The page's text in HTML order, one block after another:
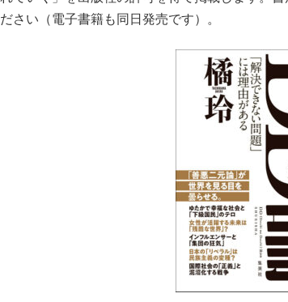
ださい（電子書籍も同日発売です）。